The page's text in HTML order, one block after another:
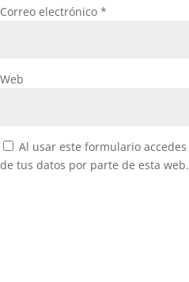
Correo electrónico *
Web
Al usar este formulario
de tus datos por parte de esta web.